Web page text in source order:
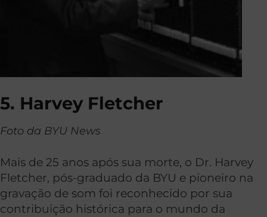
5. Harvey Fletcher
Foto da BYU News
Mais de 25 anos após sua morte, o Dr. Harvey
Fletcher, pós-graduado da BYU e pioneiro na
gravação de som foi reconhecido por sua
contribuição histórica para o mundo da